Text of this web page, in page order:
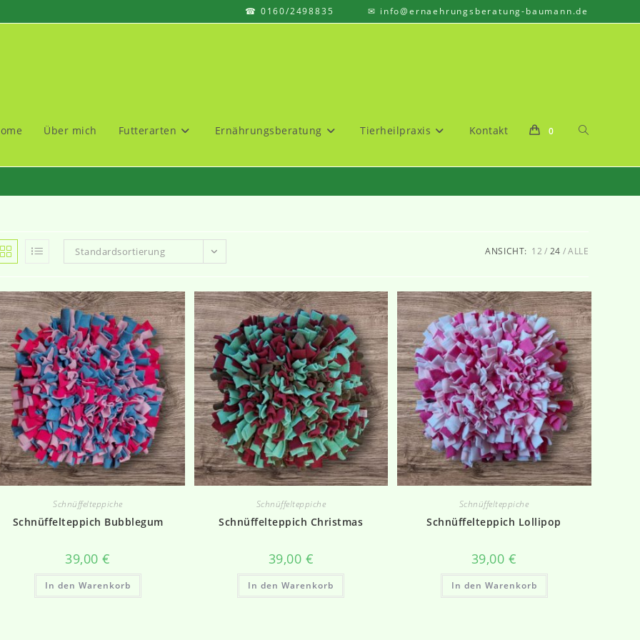
☎ 0160/2498835 ✉ info@ernaehrungsberatung-baumann.de
Über mich Futterarten Ernährungsberatung Tierheilpraxis Kontakt 0 Website-
Standardsortierung ANSICHT: 12 24 ALLE
Schnüffelteppiche
Schnüffelteppich Bubblegum
39,00€
In den Warenkorb
Schnüffelteppiche
Schnüffelteppich Christmas
39,00 €
In den Warenkorb
Schnüffelteppiche
Schnüffelteppich Lollipop
39,00 €
In den Warenkorb